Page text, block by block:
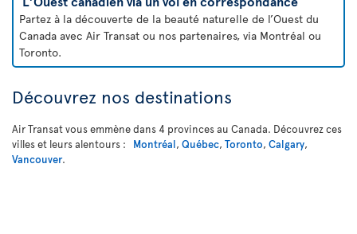
Partez à la découverte de la beauté naturelle de l’Ouest du
Canada avec Air Transat ou nos partenaires, via Montréal ou
Toronto.
Découvrez nos destinations
Air Transat vous emmène dans 4 provinces au Canada. Découvrez ces
villes et leurs alentours : Montréal, Québec, Toronto, Calgary,
Vancouver.